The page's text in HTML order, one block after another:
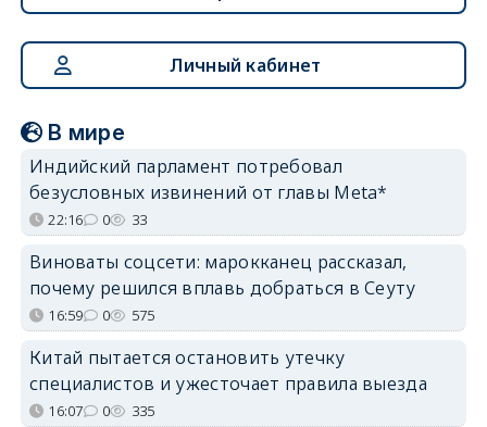
Личный кабинет
В мире
Индийский парламент потребовал
безусловных извинений от главы Meta*
22:16 0 33
Виноваты соцсети: марокканец рассказал,
почему решился вплавь добраться в Сеуту
16:59 0 575
Китай пытается остановить утечку
специалистов и ужесточает правила выезда
16:07 0 335